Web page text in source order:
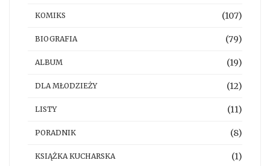
KOMIKS (107)
BIOGRAFIA (79)
ALBUM (19)
DLA MŁODZIEŻY (12)
LISTY (11)
PORADNIK (8)
KSIĄŻKA KUCHARSKA (1)